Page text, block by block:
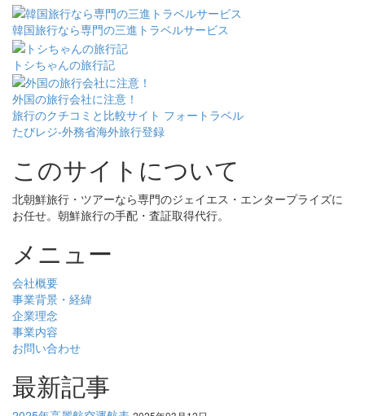
韓国旅行なら専門の三進トラベルサービス
トシちゃんの旅行記
外国の旅行会社に注意！
旅行のクチコミと比較サイト フォートラベル
たびレジ-外務省海外旅行登録
このサイトについて
北朝鮮旅行・ツアーなら専門のジェイエス・エンタープライズに
お任せ。朝鮮旅行の手配・査証取得代行。
メニュー
会社概要
事業背景・経緯
企業理念
事業内容
お問い合わせ
最新記事